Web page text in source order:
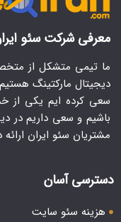
معرفی شرکت سئو
ما تیمی متشکل از
دیجیتال مارکتینگ
سعی کرده ایم یکی از
باشیم و سعی داریم در
مشتریان سئو ایران ارائه
دسترسی آسان
هزینه سئو سایت